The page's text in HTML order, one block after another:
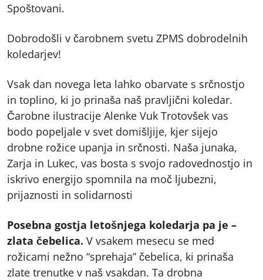
Spoštovani.
Dobrodošli v čarobnem svetu ZPMS dobrodelnih
koledarjev!
Vsak dan novega leta lahko obarvate s srčnostjo
in toplino, ki jo prinaša naš pravljični koledar.
Čarobne ilustracije Alenke Vuk Trotovšek vas
bodo popeljale v svet domišljije, kjer sijejo
drobne rožice upanja in srčnosti. Naša junaka,
Zarja in Lukec, vas bosta s svojo radovednostjo in
iskrivo energijo spomnila na moč ljubezni,
prijaznosti in solidarnosti
Posebna gostja letošnjega koledarja pa je –
zlata čebelica. V vsakem mesecu se med
rožicami nežno “sprehaja” čebelica, ki prinaša
zlate trenutke v naš vsakdan. Ta drobna